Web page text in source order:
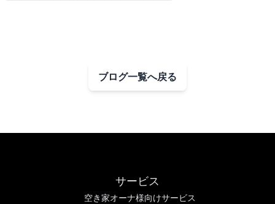
ブログ一覧へ戻る
サービス
空き家オーナ様向けサービス